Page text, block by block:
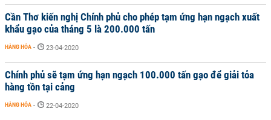
Cần Thơ kiến nghị Chính phủ cho phép tạm ứng hạn ngạch xuất
khẩu gạo của tháng 5 là 200.000 tấn
HÀNG HÓA - 23-04-2020
Chính phủ sẽ tạm ứng hạn ngạch 100.000 tấn gạo để giải tỏa
hàng tồn tại cảng
HÀNG HÓA - 22-04-2020